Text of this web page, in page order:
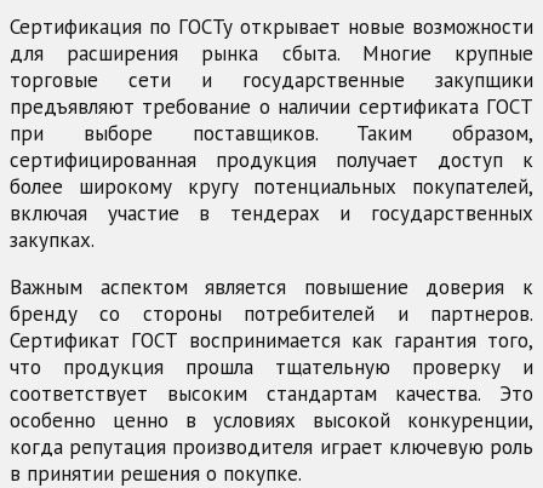
Сертификация по ГОСТу открывает новые возможности
для расширения рынка сбыта. Многие крупные
торговые сети и государственные закупщики
предъявляют требование о наличии сертификата ГОСТ
при выборе поставщиков. Таким образом,
сертифицированная продукция получает доступ к
более широкому кругу потенциальных покупателей,
включая участие в тендерах и государственных
закупках.
Важным аспектом является повышение доверия к
бренду со стороны потребителей и партнеров.
Сертификат ГОСТ воспринимается как гарантия того,
что продукция прошла тщательную проверку и
соответствует высоким стандартам качества. Это
особенно ценно в условиях высокой конкуренции,
когда репутация производителя играет ключевую роль
в принятии решения о покупке.